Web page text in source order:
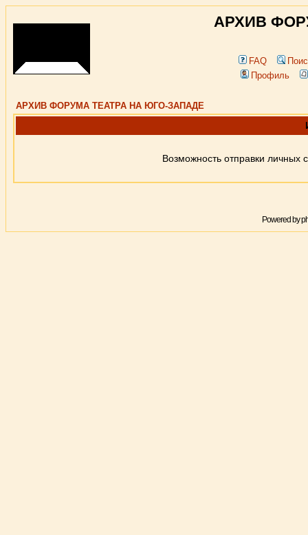
АРХИВ
FAQ
Профиль
АРХИВ ФОРУМА ТЕАТРА НА ЮГО-ЗАПАДЕ
Возможность отправки
Powered by